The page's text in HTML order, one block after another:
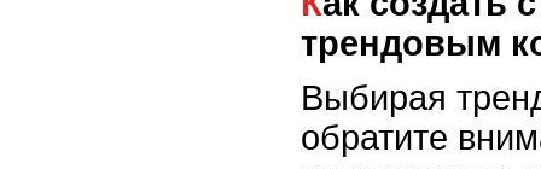
трендовым
Выбирая
обратите